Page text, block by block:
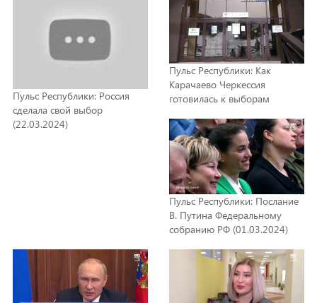
Пульс Республики: Россия
сделала свой выбор
(22.03.2024)
Пульс Республики: Как
Карачаево Черкессия
готовилась к выборам
(15.03.2024)
Пульс Республики: Послание
В. Путина Федеральному
собранию РФ (01.03.2024)